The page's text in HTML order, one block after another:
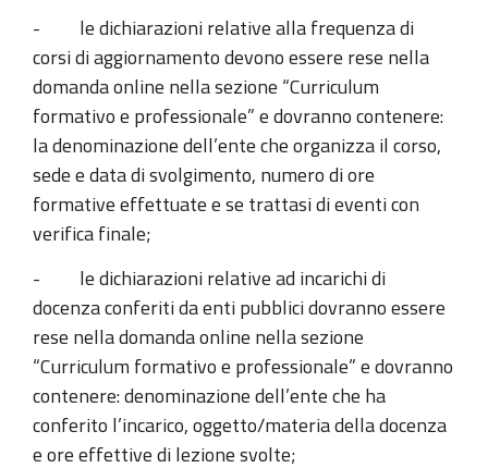
- le dichiarazioni relative alla frequenza di
corsi di aggiornamento devono essere rese nella
domanda online nella sezione “Curriculum
formativo e professionale” e dovranno contenere:
la denominazione dell’ente che organizza il corso,
sede e data di svolgimento, numero di ore
formative effettuate e se trattasi di eventi con
verifica finale;
- le dichiarazioni relative ad incarichi di
docenza conferiti da enti pubblici dovranno essere
rese nella domanda online nella sezione
“Curriculum formativo e professionale” e dovranno
contenere: denominazione dell’ente che ha
conferito l’incarico, oggetto/materia della docenza
e ore effettive di lezione svolte;